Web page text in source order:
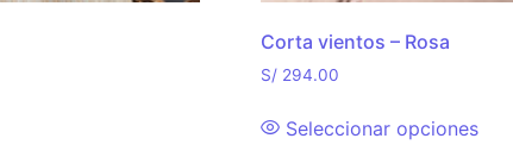
Corta vientos – Rosa
S/294.00
Seleccionar opciones